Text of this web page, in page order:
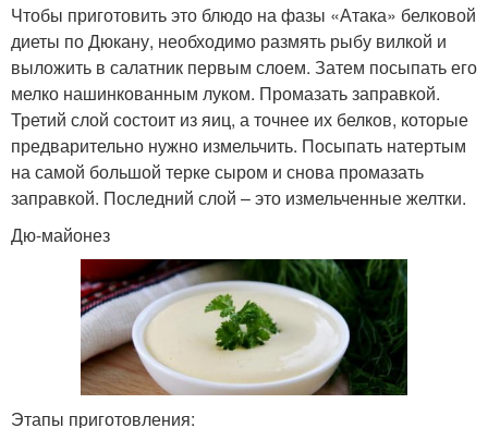
Чтобы приготовить это блюдо на фазы «Атака» белковой
диеты по Дюкану, необходимо размять рыбу вилкой и
выложить в салатник первым слоем. Затем посыпать его
мелко нашинкованным луком. Промазать заправкой.
Третий слой состоит из яиц, а точнее их белков, которые
предварительно нужно измельчить. Посыпать натертым
на самой большой терке сыром и снова промазать
заправкой. Последний слой – это измельченные желтки.
Дю-майонез
Этапы приготовления: